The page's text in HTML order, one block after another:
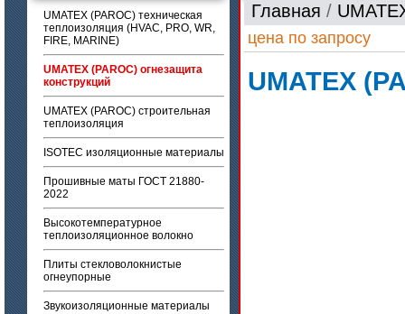
UMATEX (PAROC) техническая
теплоизоляция (HVAC, PRO, WR,
FIRE, MARINE)
UMATEX (PAROC) огнезащита
конструкций
UMATEX (PAROC) строительная
теплоизоляция
ISOTEC изоляционные материалы
Прошивные маты ГОСТ 21880-
2022
Высокотемпературное
теплоизоляционное волокно
Плиты стекловолокнистые
огнеупорные
Звукоизоляционные материалы
Главная /
цена по запросу
UMATEX